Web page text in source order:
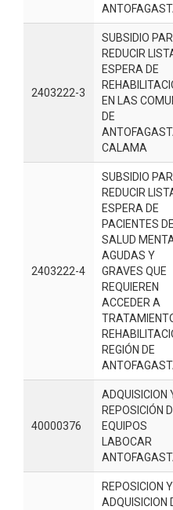
2403222-3
SUBSIDIO
REDUCIR
ESPERA DE
EN LAS
DE
CALAMA
2403222-4
SUBSIDIO
REDUCIR
ESPERA DE
PACIENTES DE
SALUD
AGUDAS Y
GRAVES QUE
REQUIEREN
ACCEDER A
REGIÓN DE
40000376
ADQUISICION
REPOSICIÓN
EQUIPOS
LABOCAR
REPOSICION Y
ADQUISICION